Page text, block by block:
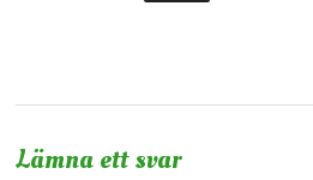
Lämna ett svar